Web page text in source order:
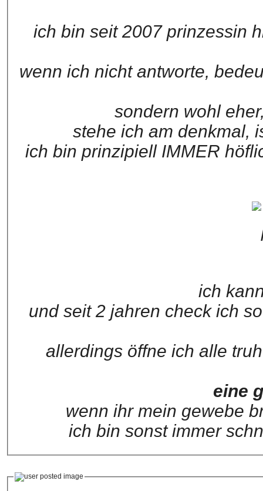
ich bin seit 2007 prinzessin
wenn ich nicht antworte,
sondern wohl
stehe ich am denkmal,
ich bin prinzipiell IMMER
ich
und seit 2 jahren check ich
allerdings öffne ich alle
eine
wenn ihr mein gewebe
ich bin sonst immer